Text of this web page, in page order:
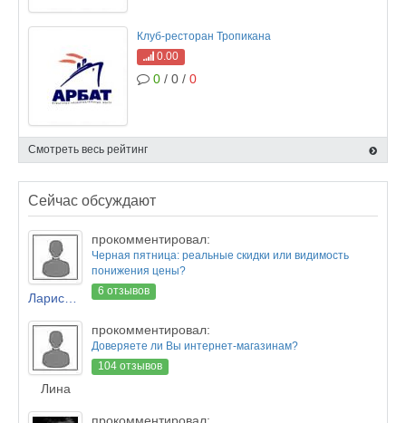
Клуб-ресторан Тропикана
0.00
0 / 0 / 0
Смотреть весь рейтинг
Сейчас обсуждают
прокомментировал:
Черная пятница: реальные скидки или видимость
понижения цены?
6 отзывов
Лина
прокомментировал:
Доверяете ли Вы интернет-магазинам?
104 отзывов